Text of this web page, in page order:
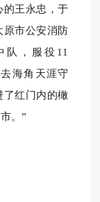
的王永忠，于
原市公安消防
队，服役11
海角天涯守
了红门内的橄
。”